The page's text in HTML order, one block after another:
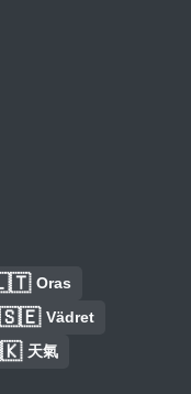
Oras
🇸🇪 Vädret
天氣